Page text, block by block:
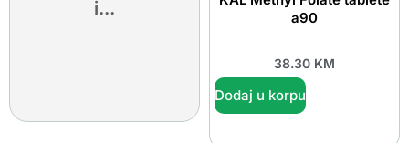
i...
a90
38.30 KM
Dodaj u korpu